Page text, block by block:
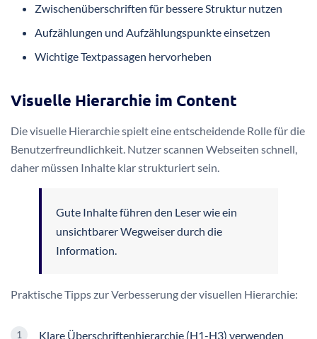
Zwischenüberschriften für bessere Struktur nutzen
Aufzählungen und Aufzählungspunkte einsetzen
Wichtige Textpassagen hervorheben
Visuelle Hierarchie im Content
Die visuelle Hierarchie spielt eine entscheidende Rolle für die
Benutzerfreundlichkeit. Nutzer scannen Webseiten schnell,
daher müssen Inhalte klar strukturiert sein.
Gute Inhalte führen den Leser wie ein
unsichtbarer Wegweiser durch die
Information.
Praktische Tipps zur Verbesserung der visuellen Hierarchie:
Klare Überschriftenhierarchie (H1-H3) verwenden